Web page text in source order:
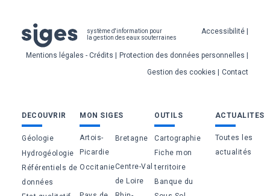
système d'information pour
la gestion des eaux souterraines
Pied
de
page
Accessibilité
Mentions légales - Crédits
Protection des données personnelles
Gestion des cookies
Contact
Bas
de
page
DECOUVRIR
Géologie
Hydrogéologie
Référentiels de
données
MON SIGES
Artois-
Picardie
Bretagne
OccitanieCentre-Val
de Loire
OUTILS
Cartographie
Fiche mon
territoire
Banque du
ACTUALITES
Toutes les
actualités